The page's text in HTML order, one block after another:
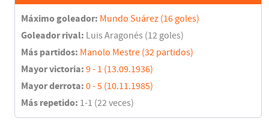
Máximo goleador: Mundo Suárez (16 goles)
Goleador rival: Luis Aragonés (12 goles)
Más partidos: Manolo Mestre (32 partidos)
Mayor victoria: 9 - 1 (13.09.1936)
Mayor derrota: 0 - 5 (10.11.1985)
Más repetido: 1-1 (22 veces)